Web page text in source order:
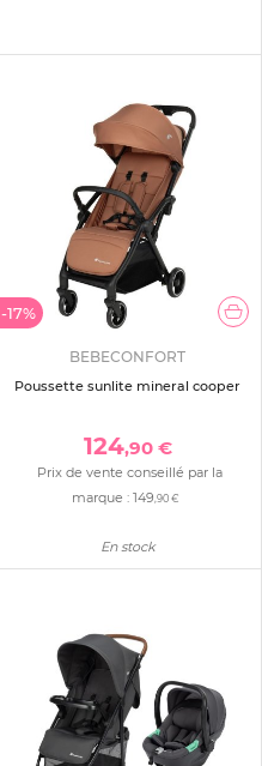
-17%
BEBECONFORT
Poussette sunlite mineral cooper
124,90 €
Prix de vente conseillé par la
marque : 149,90 €
En stock